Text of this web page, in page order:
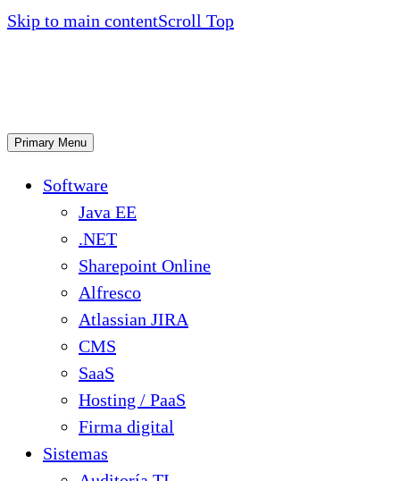
Skip to main contentScroll Top
Primary Menu
Software
Java EE
.NET
Sharepoint Online
Alfresco
Atlassian JIRA
CMS
SaaS
Hosting / PaaS
Firma digital
Sistemas